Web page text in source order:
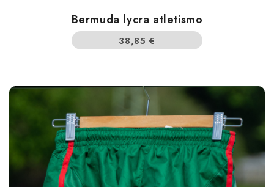
Bermuda lycra atletismo
38,85 €